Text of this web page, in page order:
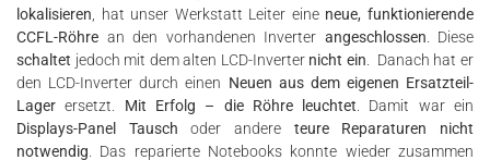
CCFL-Röhre
an den vorhandenen Inverter angeschlossen. Diese
schaltetjedoch mit dem alten LCD-Inverternicht ein. Danach hat er
den LCD-Inverter durch einen Neuen aus dem eigenen Ersatzteil-
Lager ersetzt.Mit Erfolg – die Röhre leuchtet. Damit war ein
Displays-Panel Tauschoder andere teure Reparaturen nicht
notwendig. Das reparierte Notebooks konnte wieder zusammen
geschraubt werden undverlässt schon nach einem Tag in der